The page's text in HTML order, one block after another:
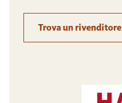
Trova un rivenditore